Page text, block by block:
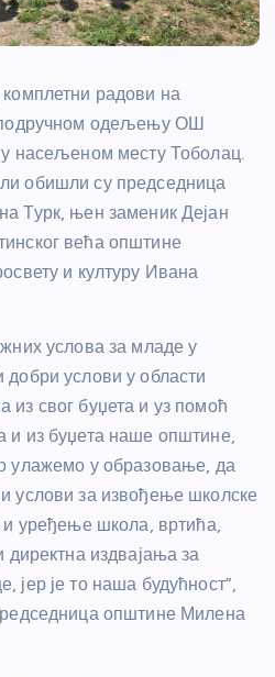
радови на
подручном одељењу ОШ
у насељеном месту Тоболац.
обишли су председница
Турк, њен заменик Дејан
већа општине
и културу Ивана
услова за младе у
услови у области
свог буџета и уз помоћ
и из буџета наше општине,
улажемо у образовање, да
услови за извођење школске
и уређење школа, вртића,
директна издвајања за
јер је то наша будућност”,
општине Милена